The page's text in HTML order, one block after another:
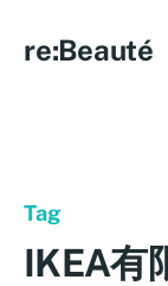
re:Beauté
Tag
IKEA有